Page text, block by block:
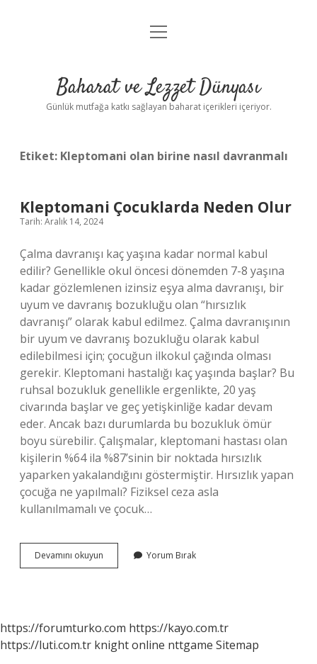
Anasayfa
Yasal Uyarı
menüyü
Baharat ve Lezzet Dünyası
Günlük mutfağa katkı sağlayan baharat içerikleri içeriyor.
Etiket: Kleptomani olan birine nasıl davranmalı
Kleptomani Çocuklarda Neden Olur
Tarih: Aralık 14, 2024
Çalma davranışı kaç yaşına kadar normal kabul
edilir? Genellikle okul öncesi dönemden 7-8 yaşına
kadar gözlemlenen izinsiz eşya alma davranışı, bir
uyum ve davranış bozukluğu olan “hırsızlık
davranışı” olarak kabul edilmez. Çalma davranışının
bir uyum ve davranış bozukluğu olarak kabul
edilebilmesi için; çocuğun ilkokul çağında olması
gerekir. Kleptomani hastalığı kaç yaşında başlar? Bu
ruhsal bozukluk genellikle ergenlikte, 20 yaş
civarında başlar ve geç yetişkinliğe kadar devam
eder. Ancak bazı durumlarda bu bozukluk ömür
boyu sürebilir. Çalışmalar, kleptomani hastası olan
kişilerin %64 ila %87’sinin bir noktada hırsızlık
yaparken yakalandığını göstermiştir. Hırsızlık yapan
çocuğa ne yapılmalı? Fiziksel ceza asla
kullanılmamalı ve çocuk…
Devamını okuyun Kleptomani
Çocuklarda
Yorum Bırak
https://forumturko.com https://kayo.com.tr
https://luti.com.tr knight online nttgame Sitemap